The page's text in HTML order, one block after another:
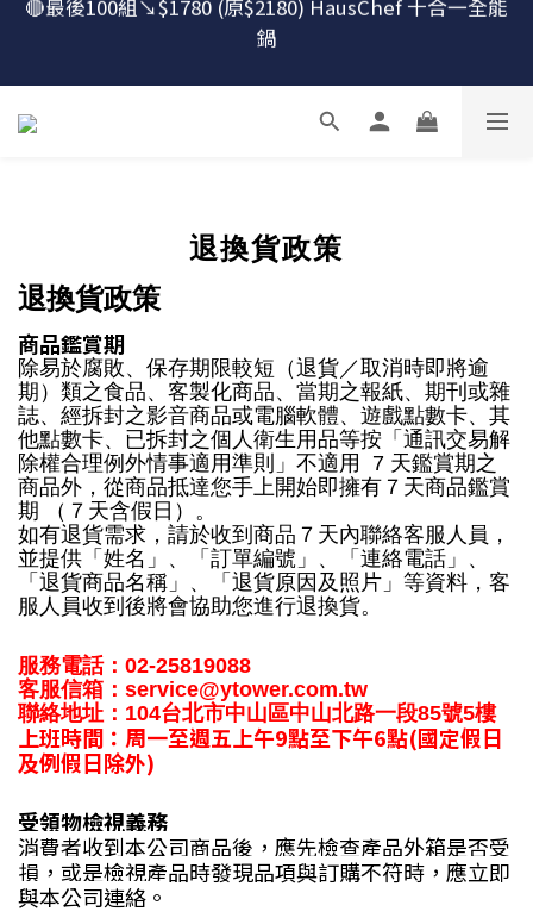
🔴最後100組↘$1780 (原$2180) HausChef 十合一全能
鍋
鍋
怕買了不會用？！跟楊桃買萬用鍋才有送獨家食譜！
🔴最後100組↘$1780 (原$2180) HausChef 十合一全能
退換貨政策
退換貨政策
商品鑑賞期
除易於腐敗、保存期限較短（退貨／取消時即將逾
期）類之食品、客製化商品、當期之報紙、期刊或雜
誌、經拆封之影音商品或電腦軟體、遊戲點數卡、其
他點數卡、已拆封之個人衛生用品等按「通訊交易解
除權合理例外情事適用準則」不適用 7 天鑑賞期之
商品外，從商品抵達您手上開始即擁有７天商品鑑賞
期 （７天含假日）。
如有退貨需求，請於收到商品７天內聯絡客服人員，
並提供「姓名」、「訂單編號」、「連絡電話」、
「退貨商品名稱」、「退貨原因及照片」等資料，客
服人員收到後將會協助您進行退換貨。
服務電話：02-25819088
客服信箱：service@ytower.com.tw
聯絡地址：104台北市中山區中山北路一段85號5樓
上班時間：周一至週五上午9點至下午6點(國定假日
及例假日除外)
受領物檢視義務
消費者收到本公司商品後，應先檢查產品外箱是否受
損，或是檢視產品時發現品項與訂購不符時，應立即
與本公司連絡。